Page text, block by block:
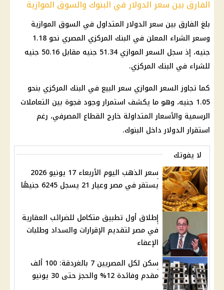
الفارق بين سعر الدولار في البنوك والسوق الموازية
بلغ الفارق بين سعر الدولار المتداول في السوق الموازية
وسعر الشراء المعلن في البنك المركزي المصري
نحو 1.18
جنيه، إذ سجل السعر الموازي 51.34 جنيه مقابل 50.16 جنيه
للشراء في البنك المركزي.
كما تجاوز السعر الموازي سعر البيع في البنك المركزي بنحو
1.05 جنيه، وهو ما يكشف استمرار وجود فجوة بين التعاملات
الرسمية والأسعار المتداولة خارج القطاع المصرفي، رغم
استقرارالدولارداخل البنوك.
لا يفوتك
سعر الذهب اليوم الأربعاء 17 يونيو 2026
يستقر في مصر وعيار 21 يسجل 6245 جنيهًا
إطلاق أول تطبيق متكامل للضرائب العقارية
في مصر لتقديم الإقرارات والسداد وطلبات
الإعفاء
سكن لكل المصريين 7 بالغردقة: 100 ألف
مقدم وفائدة 12% والحجز حتى 30 يونيو